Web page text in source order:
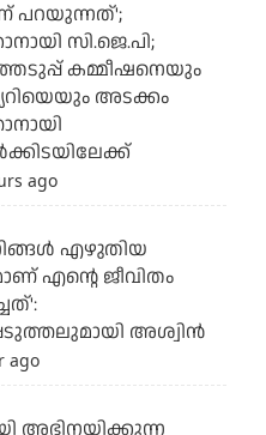
പറയുന്നത്';
സി.ജെ.പി;
കമ്മീഷനെയും
അടക്കം
ago
എഴുതിയ
എന്റെ ജീവിതം
അശ്വിന്‍
ago